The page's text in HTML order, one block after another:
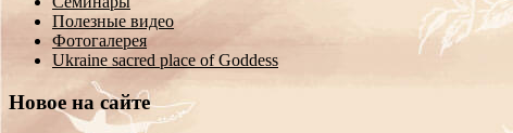
Полезные видео
Фотогалерея
Ukraine sacred place of Goddess
Новое на сайте